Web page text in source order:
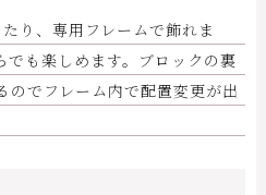
り、専用フレームで飾れま
でも楽しめます。ブロックの裏
のでフレーム内で配置変更が出